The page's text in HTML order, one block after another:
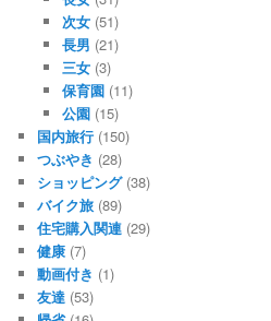
次女(51)
長男 (21)
三女(3)
保育園(11)
公園(15)
国内旅行 (150)
つぶやき (28)
ショッピング(38)
バイク旅 (89)
住宅購入関連 (29)
健康 (7)
動画付き (1)
友達 (53)